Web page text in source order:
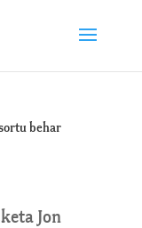
behar
Jon